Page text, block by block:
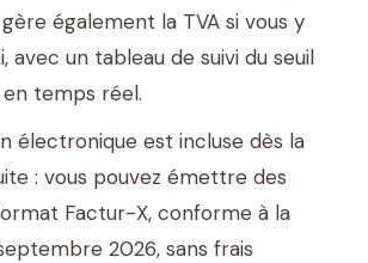
également la TVA si vous y
avec un tableau de suivi du seuil
temps réel.
électronique est incluse dès la
: vous pouvez émettre des
Factur-X, conforme à la
2026, sans frais